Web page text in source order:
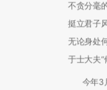
不贪分毫
挺立君子
无论身处
于士大夫“
今年3